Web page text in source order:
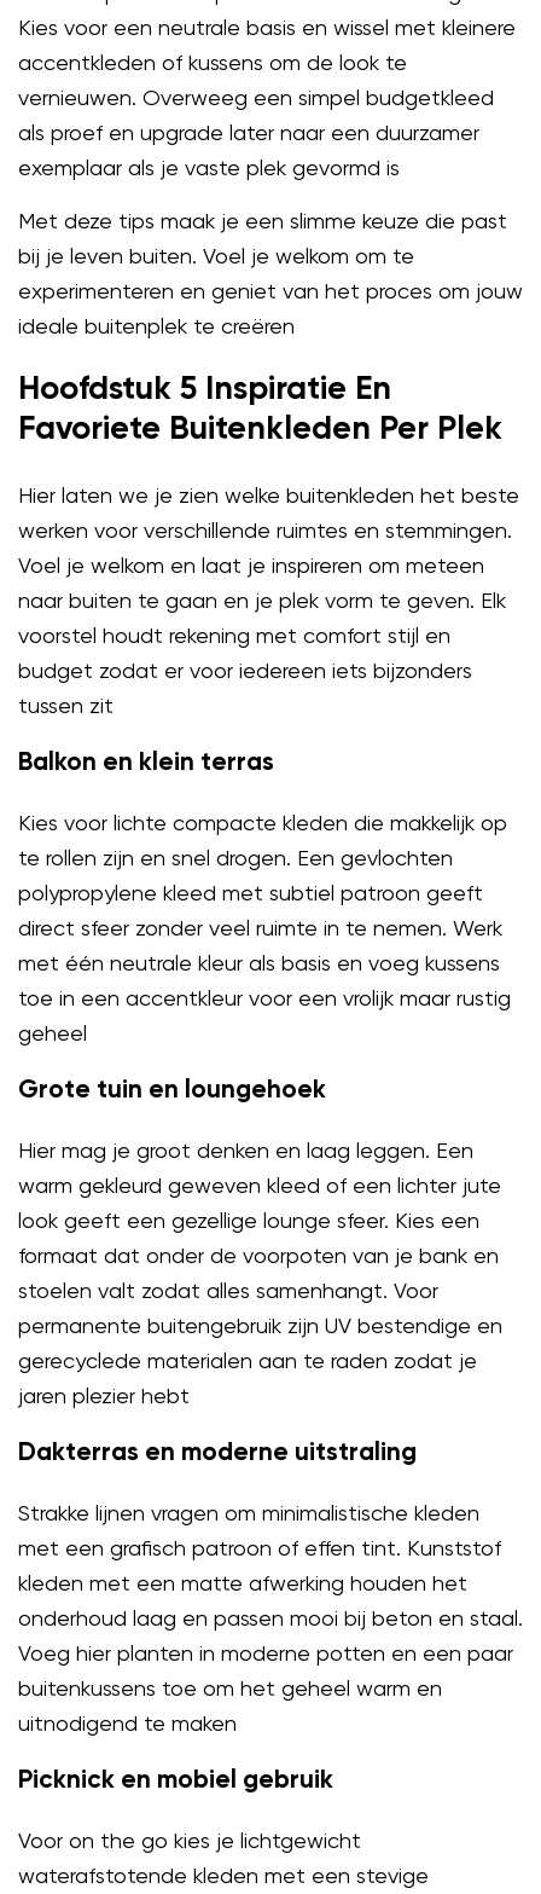
Kies voor een neutrale basis en wissel met kleinere
accentkleden of kussens om de look te
vernieuwen. Overweeg een simpel budgetkleed
als proef en upgrade later naar een duurzamer
exemplaar als je vaste plek gevormd is
Met deze tips maak je een slimme keuze die past
bij je leven buiten. Voel je welkom om te
experimenteren en geniet van het proces om jouw
ideale buitenplek te creëren
Hoofdstuk 5 Inspiratie En
Favoriete Buitenkleden Per Plek
Hier laten we je zien welke buitenkleden het beste
werken voor verschillende ruimtes en stemmingen.
Voel je welkom en laat je inspireren om meteen
naar buiten te gaan en je plek vorm te geven. Elk
voorstel houdt rekening met comfort stijl en
budget zodat er voor iedereen iets bijzonders
tussen zit
Balkon en klein terras
Kies voor lichte compacte kleden die makkelijk op
te rollen zijn en snel drogen. Een gevlochten
polypropylene kleed met subtiel patroon geeft
direct sfeer zonder veel ruimte in te nemen. Werk
met één neutrale kleur als basis en voeg kussens
toe in een accentkleur voor een vrolijk maar rustig
geheel
Grote tuin en loungehoek
Hier mag je groot denken en laag leggen. Een
warm gekleurd geweven kleed of een lichter jute
look geeft een gezellige lounge sfeer. Kies een
formaat dat onder de voorpoten van je bank en
stoelen valt zodat alles samenhangt. Voor
permanente buitengebruik zijn UV bestendige en
gerecyclede materialen aan te raden zodat je
jaren plezier hebt
Dakterras en moderne uitstraling
Strakke lijnen vragen om minimalistische kleden
met een grafisch patroon of effen tint. Kunststof
kleden met een matte afwerking houden het
onderhoud laag en passen mooi bij beton en staal.
Voeg hier planten in moderne potten en een paar
buitenkussens toe om het geheel warm en
uitnodigend te maken
Picknick en mobiel gebruik
Voor on the go kies je lichtgewicht
waterafstotende kleden met een stevige